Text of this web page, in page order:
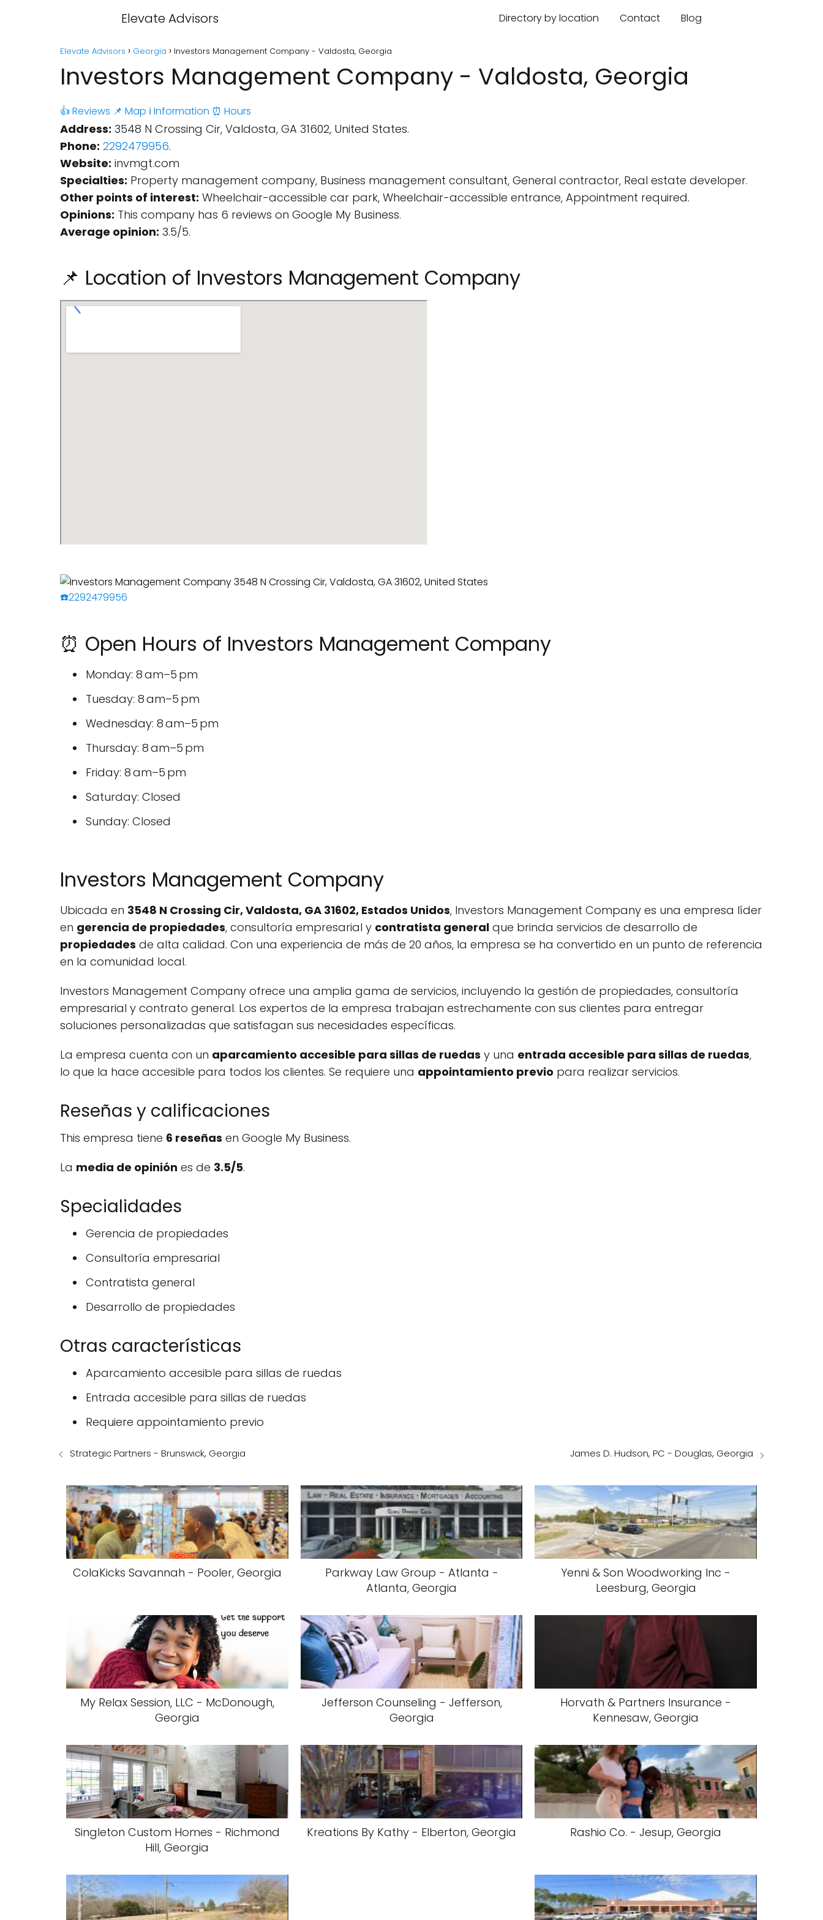
Elevate Advisors Directory by location Contact Blog
Elevate Advisors Georgia Investors Management Company - Valdosta, Georgia
Investors Management Company - Valdosta, Georgia
👍 Reviews 📌 Map ℹ️ Information ⏰ Hours
Address: 3548 N Crossing Cir, Valdosta, GA 31602, United States.
Phone: 2292479956.
Website: invmgt.com
Specialties: Property management company, Business management consultant, General contractor, Real estate developer.
Other points of interest: Wheelchair-accessible car park, Wheelchair-accessible entrance, Appointment required.
Opinions: This company has 6 reviews on Google My Business.
Average opinion: 3.5/5.
📌 Location of Investors Management Company
☎️2292479956
⏰ Open Hours of Investors Management Company
Monday: 8 am–5 pm
Tuesday: 8 am–5 pm
Wednesday: 8 am–5 pm
Thursday: 8 am–5 pm
Friday: 8 am–5 pm
Saturday: Closed
Sunday: Closed
Investors Management Company
Ubicada en 3548 N Crossing Cir, Valdosta, GA 31602, Estados Unidos, Investors Management Company es una empresa líder
en gerencia de propiedades, consultoría empresarial y contratista general que brinda servicios de desarrollo de
propiedades de alta calidad. Con una experiencia de más de 20 años, la empresa se ha convertido en un punto de referencia
en la comunidad local.
Investors Management Company ofrece una amplia gama de servicios, incluyendo la gestión de propiedades, consultoría
empresarial y contrato general. Los expertos de la empresa trabajan estrechamente con sus clientes para entregar
soluciones personalizadas que satisfagan sus necesidades específicas.
La empresa cuenta con un aparcamiento accesible para sillas de ruedas y una entrada accesible para sillas de ruedas,
lo que la hace accesible para todos los clientes. Se requiere una appointamiento previo para realizar servicios.
Reseñas y calificaciones
This empresa tiene 6 reseñas en Google My Business.
La media de opinión es de 3.5/5.
Specialidades
Gerencia de propiedades
Consultoría empresarial
Contratista general
Desarrollo de propiedades
Otras características
Aparcamiento accesible para sillas de ruedas
Entrada accesible para sillas de ruedas
Requiere appointamiento previo
Strategic Partners - Brunswick, Georgia James D. Hudson, PC - Douglas, Georgia
ColaKicks Savannah - Pooler, Georgia
Parkway Law Group - Atlanta -
Atlanta, Georgia
Yenni & Son Woodworking Inc -
Leesburg, Georgia
My Relax Session, LLC - McDonough,
Georgia
Jefferson Counseling - Jefferson,
Georgia
Horvath & Partners Insurance -
Kennesaw, Georgia
Singleton Custom Homes - Richmond
Hill, Georgia
Kreations By Kathy - Elberton, Georgia Rashio Co. - Jesup, Georgia